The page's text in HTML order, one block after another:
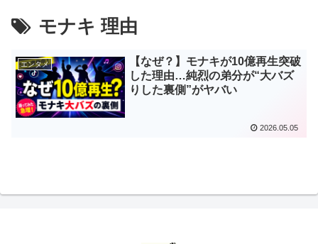
モナキ 理由
エンタメ
【なぜ？】モナキが10億再生突破
した理由…純烈の弟分が“大バズ
りした裏側”がヤバい
2026.05.05